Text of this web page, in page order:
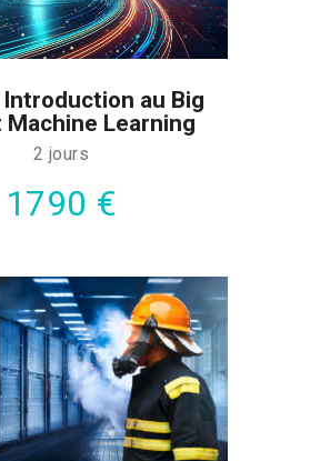
Introduction au Big
Machine Learning
2 jours
1790 €